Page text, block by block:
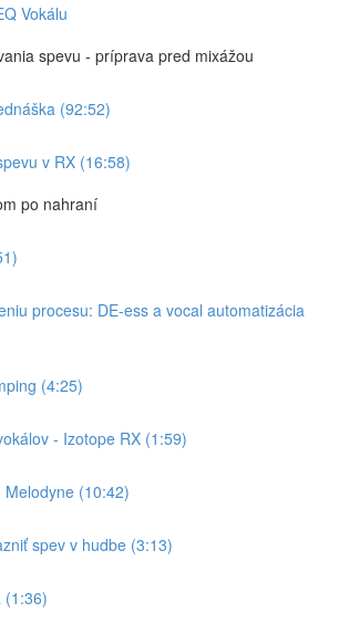
Vokálu
spevu - príprava pred mixážou
(92:52)
v RX (16:58)
po nahraní
procesu: DE-ess a vocal automatizácia
(4:25)
- Izotope RX (1:59)
Melodyne (10:42)
spev v hudbe (3:13)
(1:36)